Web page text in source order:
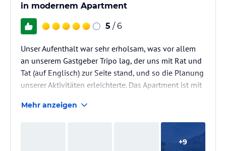
in modernem Apartment
5 / 6
Unser Aufenthalt war sehr erholsam, was vor allem
an unserem Gastgeber Tripo lag, der uns mit Rat und
Tat (auf Englisch) zur Seite stand, und so die Planung
unserer Aktivitäten erleichterte. Das Apartment ist mit
eingerichtet, inkl. Klimaanlage. Einzig die Betten
schlecht. Auch könnte man noch Fliegengitter
Mehr anzeigen
+9